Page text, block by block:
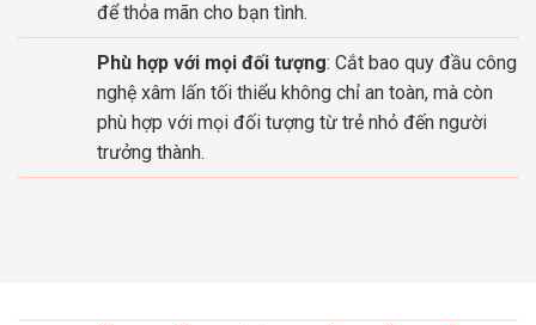
để thỏa mãn cho bạn tình.
Phù hợp với mọi đối tượng: Cắt bao quy đầu công
nghệ xâm lấn tối thiểu không chỉ an toàn, mà còn
phù hợp với mọi đối tượng từ trẻ nhỏ đến người
trưởng thành.